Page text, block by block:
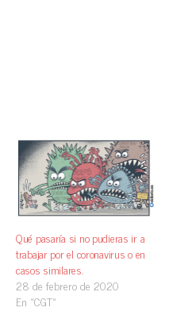
Qué pasaría si no pudieras ir a
trabajar por el coronavirus o en
casos similares.
28 de febrero de 2020
En «CGT»